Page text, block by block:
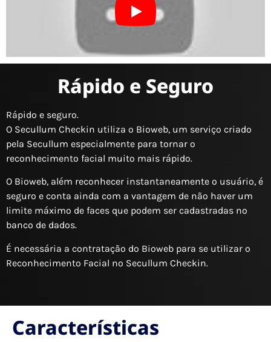
Rápido e Seguro
Rápido e seguro.
O Secullum Checkin utiliza o Bioweb, um serviço criado
pela Secullum especialmente para tornar o
reconhecimento facial muito mais rápido.
O Bioweb, além reconhecer instantaneamente o usuário, é
seguro e conta ainda com a vantagem de não haver um
limite máximo de faces que podem ser cadastradas no
banco de dados.
É necessária a contratação do Bioweb para se utilizar o
Reconhecimento Facial no Secullum Checkin.
Características